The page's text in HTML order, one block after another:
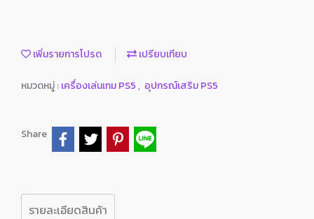
เพิ่มรายการโปรด เปรียบเทียบ
หมวดหมู่ :เครื่องเล่นเกม PS5 , อุปกรณ์เสริม PS5
Share
รายละเอียดสินค้า